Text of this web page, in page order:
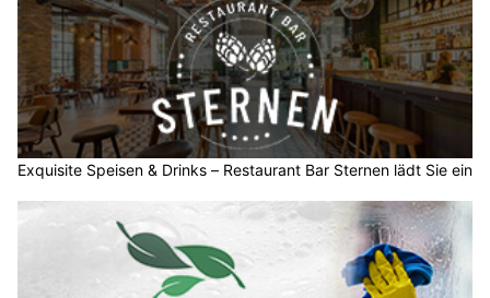
Exquisite Speisen & Drinks – Restaurant Bar Sternen lädt Sie ein